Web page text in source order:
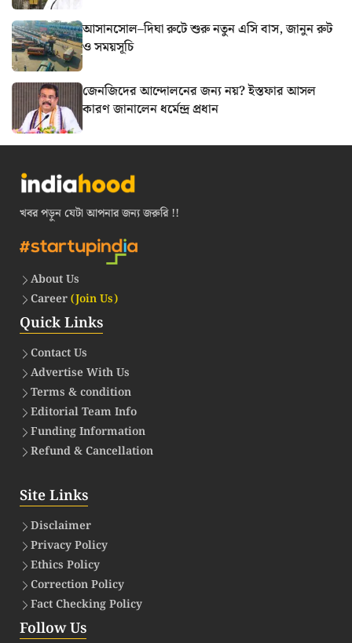
আসানসোল–দিঘা রুটে শুরু নতুন এসি বাস, জানুন রুট
ও সময়সূচি
জেনজিদের আন্দোলনের জন্য নয়? ইস্তফার আসল
কারণ জানালেন ধর্মেন্দ্র প্রধান
খবর পড়ুন যেটা আপনার জন্য জরুরি !!
About Us
Career(Join Us)
Quick Links
Contact Us
Advertise With Us
Terms & condition
Editorial Team Info
Funding Information
Refund & Cancellation
Site Links
Disclaimer
Privacy Policy
Ethics Policy
Correction Policy
Fact Checking Policy
Follow Us